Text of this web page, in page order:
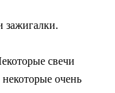
зажигалки.
свечи
очень